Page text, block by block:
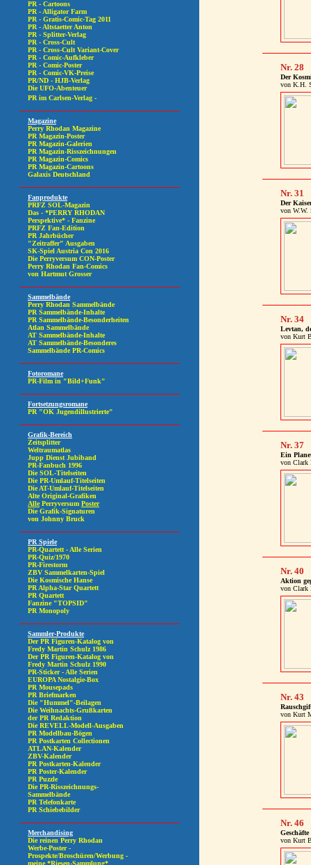
Nr. 28
Der
von K.H.
Nr. 31
Der
von W.W.
Nr. 34
Levtan,
von Kurt
Nr. 37
Ein
von Clark
Nr. 40
Aktion
von Clark
Nr. 43
von Kurt
Nr. 46
von Kurt